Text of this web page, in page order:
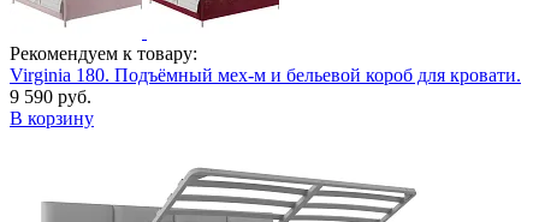
Рекомендуем к товару:
Virginia 180. Подъёмный мех-м и бельевой короб для кровати.
9 590 руб.
В корзину